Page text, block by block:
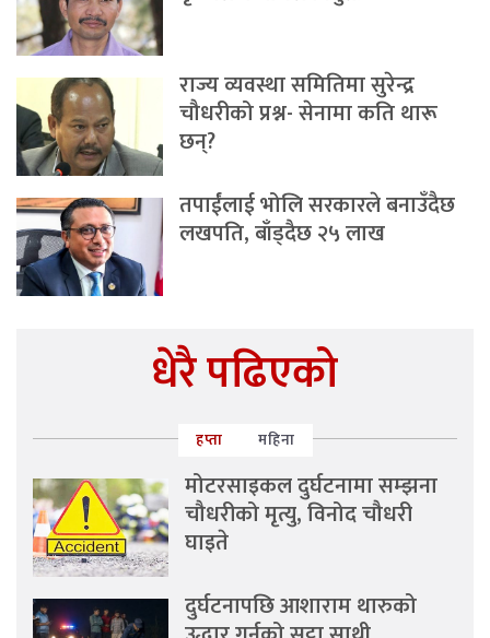
राज्य व्यवस्था समितिमा सुरेन्द्र
चौधरीको प्रश्न- सेनामा कति थारू
छन्?
तपाईंलाई भोलि सरकारले बनाउँदैछ
लखपति, बाँड्दैछ २५ लाख
धेरै पढिएको
हप्ता महिना
मोटरसाइकल दुर्घटनामा सम्झना
चौधरीको मृत्यु, विनोद चौधरी
घाइते
दुर्घटनापछि आशाराम थारुको